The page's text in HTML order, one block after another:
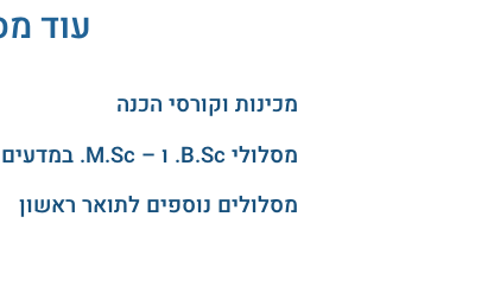
עוד
מכינות וקורסי הכנה
מסלולי B.Sc. ו – M.Sc. במדעים
מסלולים נוספים לתואר ראשון